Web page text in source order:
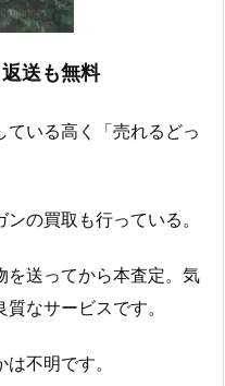
送も無料
いる高く「売れるどっ
の買取も行っている。
を送ってから本査定。気
なサービスです。
不明です。